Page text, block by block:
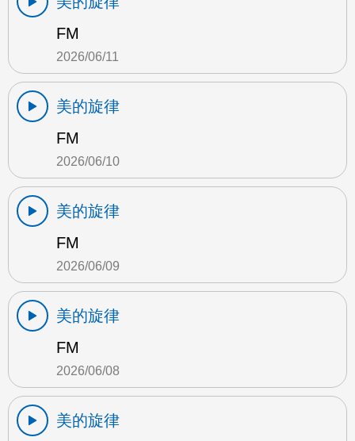
FM
2026/06/11
美的旋律
FM
2026/06/10
美的旋律
FM
2026/06/09
美的旋律
FM
2026/06/08
美的旋律